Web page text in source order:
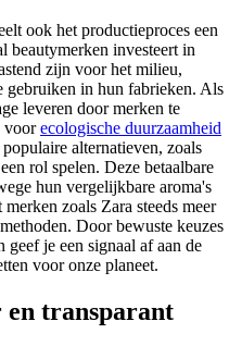
ook het productieproces een
beautymerken investeert in
zijn voor het milieu,
gebruiken in hun fabrieken. Als
leveren door merken te
voorecologische duurzaamheid
alternatieven, zoals
rol spelen. Deze betaalbare
hun vergelijkbare aroma's
zoals Zara steeds meer
Door bewuste keuzes
geef je een signaal af aan de
voor onze planeet.
en transparant